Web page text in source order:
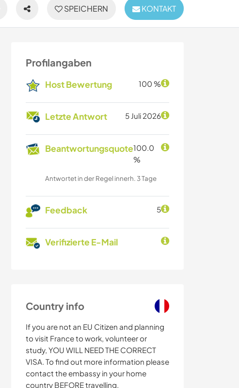
SPEICHERN KONTAKT
Profilangaben
Host Bewertung 100 %
Letzte Antwort 5 Juli 2026
Beantwortungsquote100.0
%
Antwortet in der Regel innerh. 3 Tage
Feedback 5
Verifizierte E-Mail
Country info
If you are not an EU Citizen and planning
to visit France to work, volunteer or
study, YOU WILL NEED THE CORRECT
VISA. To find out more information please
contact the embassy in your home
country BEFORE travelling.